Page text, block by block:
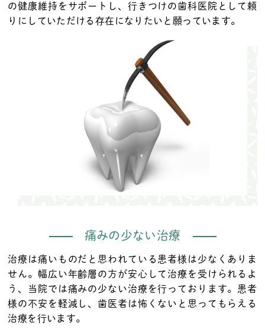
の健康維持をサポートし、行きつけの歯科医院として頼
りにしていただける存在になりたいと願っています。
痛みの少ない治療
治療は痛いものだと思われている患者様は少なくありま
せん。幅広い年齢層の方が安心して治療を受けられるよ
う、当院では痛みの少ない治療を行っております。患者
様の不安を軽減し、歯医者は怖くないと思ってもらえる
治療を行います。